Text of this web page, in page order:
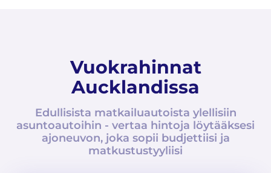
Vuokrahinnat
Aucklandissa
Edullisista matkailuautoista ylellisiin
asuntoautoihin - vertaa hintoja löytääksesi
ajoneuvon, joka sopii budjettiisi ja
matkustustyyliisi